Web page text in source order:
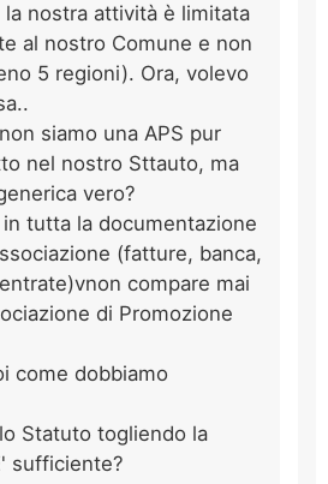
nostra attività è limitata
al nostro Comune e non
5 regioni). Ora, volevo
siamo una APS pur
nel nostro Sttauto, ma
vero?
tutta la documentazione
(fatture, banca,
compare mai
di Promozione
come dobbiamo
Statuto togliendo la
sufficiente?